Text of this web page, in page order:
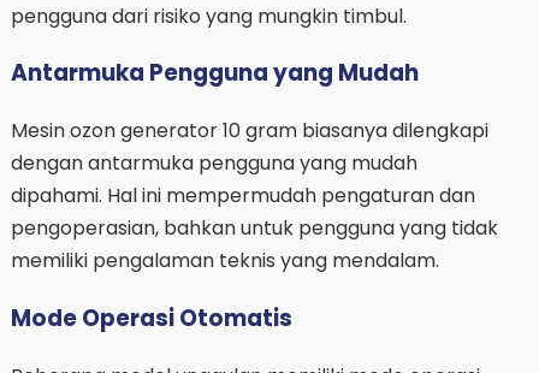
pengguna dari risiko yang mungkin timbul.
Antarmuka Pengguna yang Mudah
Mesin ozon generator 10 gram biasanya dilengkapi
dengan antarmuka pengguna yang mudah
dipahami. Hal ini mempermudah pengaturan dan
pengoperasian, bahkan untuk pengguna yang tidak
memiliki pengalaman teknis yang mendalam.
Mode Operasi Otomatis